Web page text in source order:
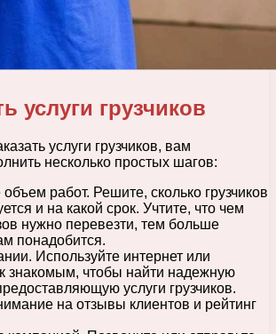
услуги грузчиков
услуги грузчиков, вам
несколько простых шагов:
работ. Решите, сколько грузчиков
и на какой срок. Учтите, что чем
нужно перевезти, тем больше
понадобится.
Используйте интернет или
знакомым, чтобы найти надежную
услуги грузчиков.
на отзывы клиентов и рейтинг